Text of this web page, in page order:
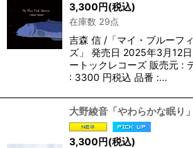
3,300円(税込)
在庫数 29点
吉森 信 /「マイ・ブルーフ
ズ」 発売日 2025年3月12
ートックレコーズ 販売元 :
: 3300 円税込 品番 :…
大野綾音「やわらかな眠り」
3,300円(税込)